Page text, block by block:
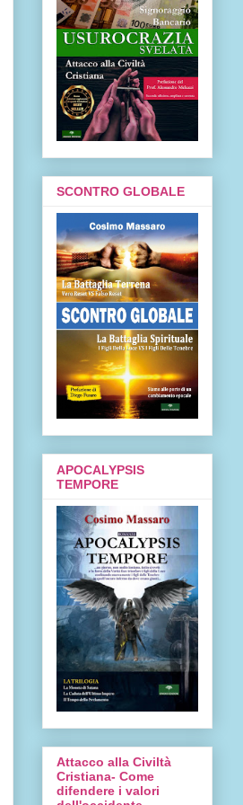
SCONTRO GLOBALE
APOCALYPSIS
TEMPORE
Attacco alla Civiltà
Cristiana- Come
difendere i valori